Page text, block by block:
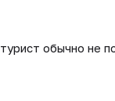
обычно не